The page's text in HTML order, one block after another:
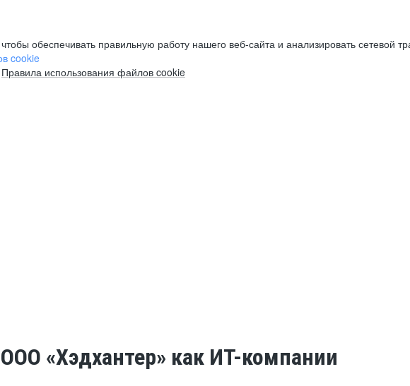
обеспечивать правильную работу нашего веб-сайта и анализировать сетевой
cookie
Правила использования файлов cookie
«Хэдхантер» как ИТ-компании